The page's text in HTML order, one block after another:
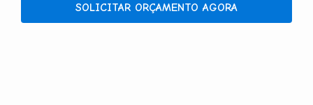
SOLICITAR ORÇAMENTO AGORA